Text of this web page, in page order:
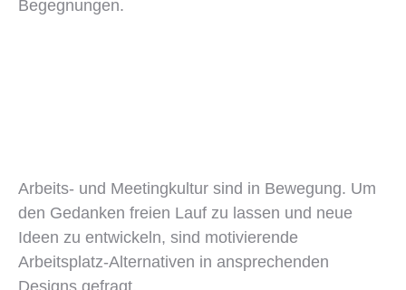
Begegnungen.
Arbeits- und Meetingkultur sind in Bewegung. Um
den Gedanken freien Lauf zu lassen und neue
Ideen zu entwickeln, sind motivierende
Arbeitsplatz-Alternativen in ansprechenden
Designs gefragt.